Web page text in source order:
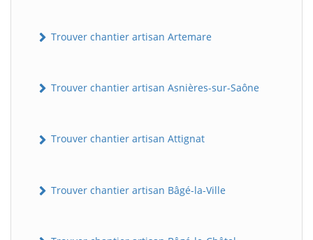
Trouver chantier artisan Artemare
Trouver chantier artisan Asnières-sur-Saône
Trouver chantier artisan Attignat
Trouver chantier artisan Bâgé-la-Ville